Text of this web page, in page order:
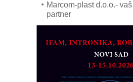
Marcom-plast d.o.o.-
partner
obradu!
Razvoj asortimanskog
PLC AKYTEC
AUKOM: Svetski